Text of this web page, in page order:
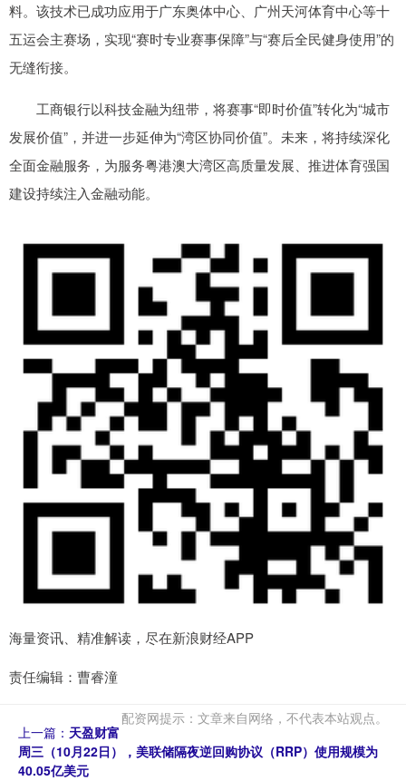
料。该技术已成功应用于广东奥体中心、广州天河体育中心等十
五运会主赛场，实现“赛时专业赛事保障”与“赛后全民健身使用”的
无缝衔接。
工商银行以科技金融为纽带，将赛事“即时价值”转化为“城市
发展价值”，并进一步延伸为“湾区协同价值”。未来，将持续深化
全面金融服务，为服务粤港澳大湾区高质量发展、推进体育强国
建设持续注入金融动能。
海量资讯、精准解读，尽在新浪财经APP
责任编辑：曹睿潼
配资网提示：文章来自网络，不代表本站观点。
上一篇： 天盈财富
周三（10月22日），美联储隔夜逆回购协议（RRP）使用规模为
40.05亿美元